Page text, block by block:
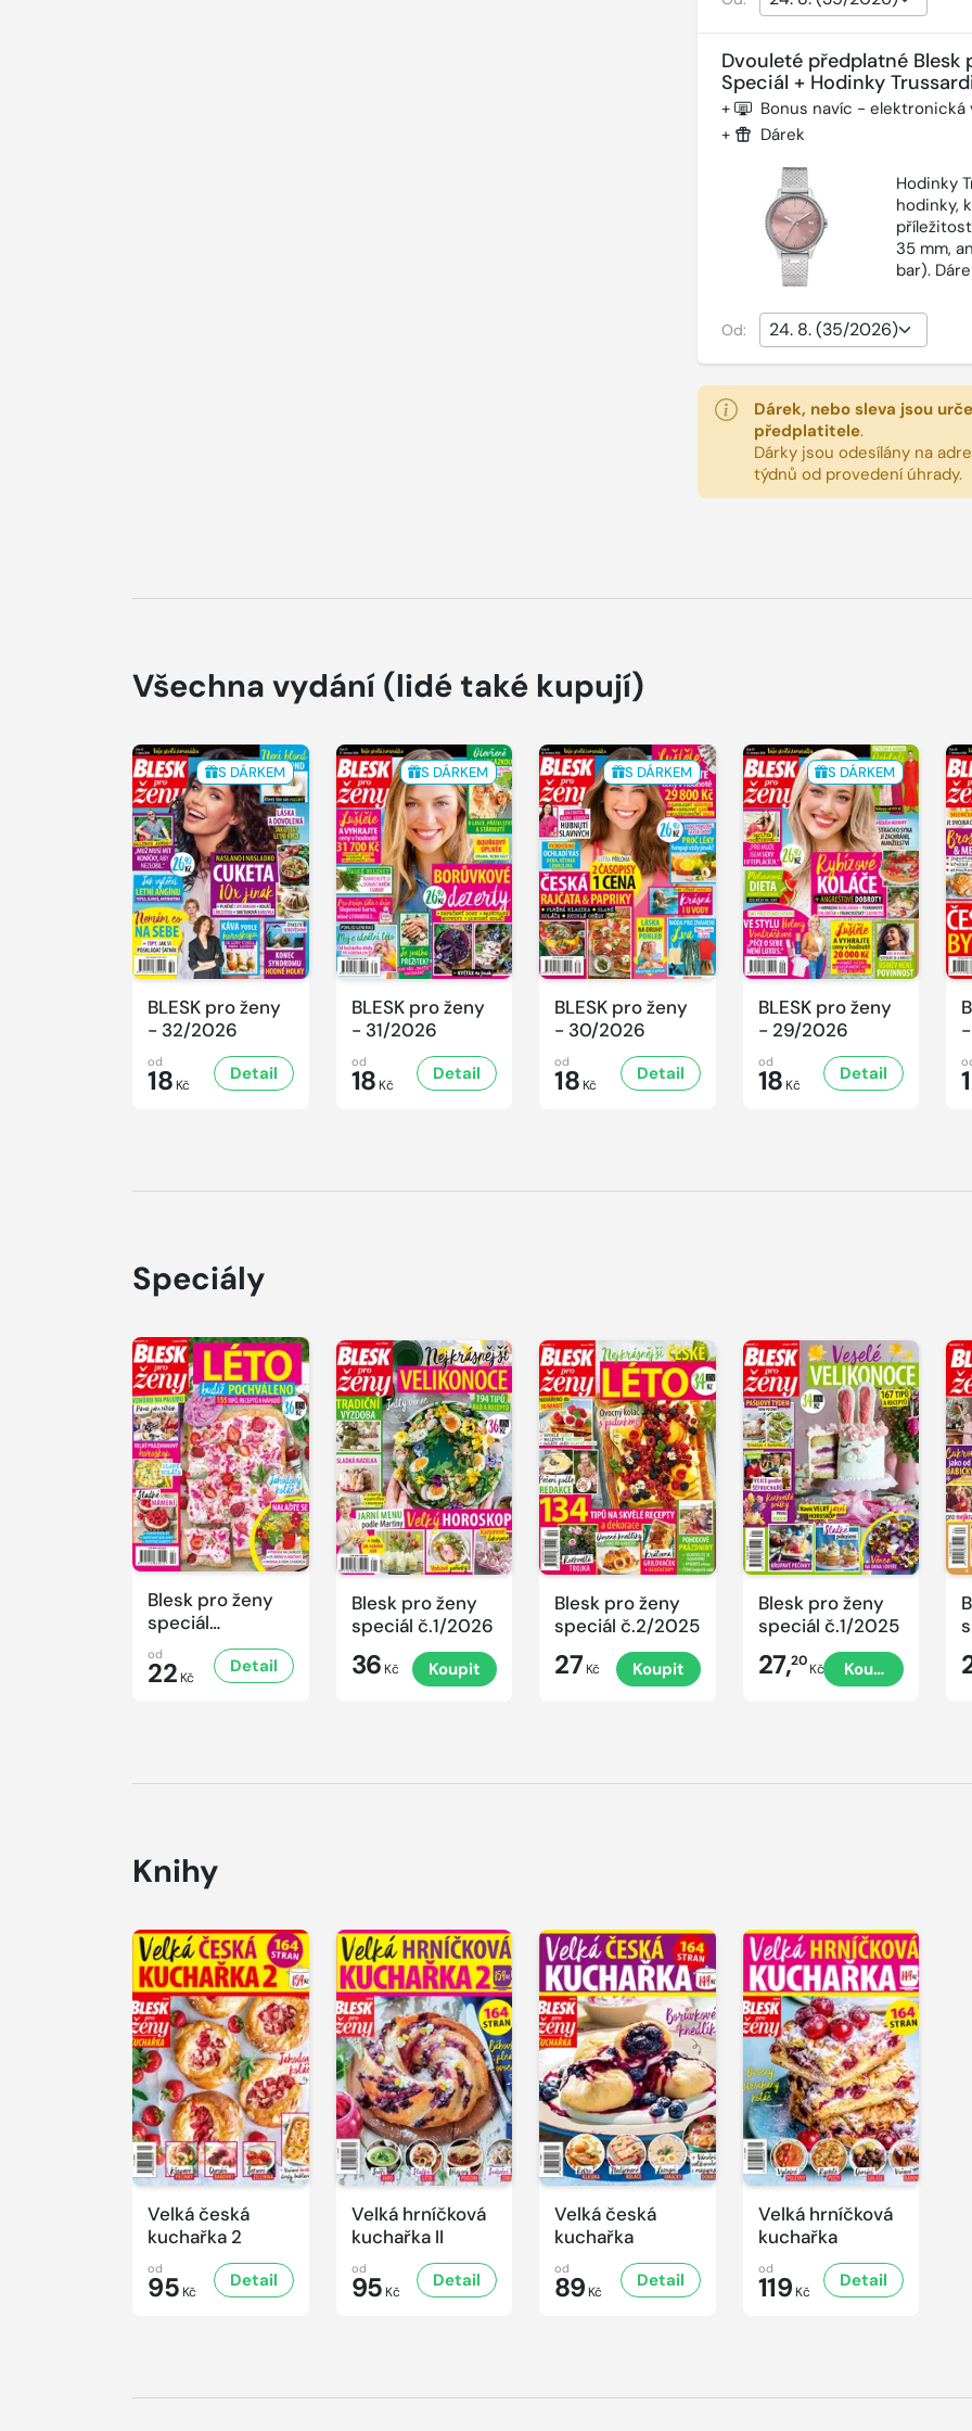
Dvouleté předplatné Blesk
Speciál + Hodinky
+ Bonus navíc - elektronická
+ Dárek
Hodinky
hodinky,
35 mm,
bar).
Od:
Dárek, nebo sleva jsou
předplatitele.
Dárky jsou odesílány na
týdnů od provedení úhrady.
Všechna vydání (lidé také kupují)
S DÁRKEM
BLESK pro ženy
- 32/2026
od
18 Kč
Detail
S DÁRKEM
BLESK pro ženy
- 31/2026
od
18 Kč
Detail
S DÁRKEM
BLESK pro ženy
- 30/2026
od
18 Kč
Detail
S DÁRKEM
BLESK pro ženy
- 29/2026
od
18 Kč
Detail
Speciály
Blesk pro ženy
speciál
č.2/2026
od
22 Kč
Detail
Blesk pro ženy
speciál č.1/2026
36 Kč Koupit
Blesk pro ženy
speciál č.2/2025
27 Kč Koupit
Blesk pro ženy
speciál č.1/2025
27,20Kč Koupit
Knihy
Velká česká
kuchařka 2
od
95 Kč
Detail
Velká hrníčková
kuchařka II
od
95 Kč
Detail
Velká česká
kuchařka
od
89 Kč
Detail
Velká hrníčková
kuchařka
od
119 Kč
Detail